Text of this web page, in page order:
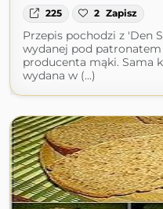
225 2 Zapisz
Przepis pochodzi z 'Den
wydanej pod patronatem
producenta mąki. Sama
wydana w (...)